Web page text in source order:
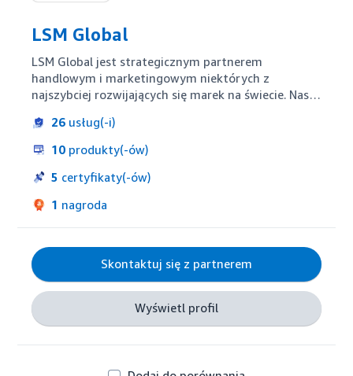
LSM Global
LSM Global jest strategicznym partnerem
handlowym i marketingowym niektórych z
najszybciej rozwijających się marek na świecie. Nasz
specjalistyczną wiedzę na wszystkie etapy podróży
klienta, od konfiguracji i optymalizacji produktu po
zarządzanie reklamami i doradztwo strategiczne,
współpracując zarówno z dostawcami, jak i
prosperować na platformie Amazon.
26 usług(-i)
10 produkty(-ów)
5 certyfikaty(-ów)
1 nagroda
Skontaktuj się z partnerem
Wyświetl profil